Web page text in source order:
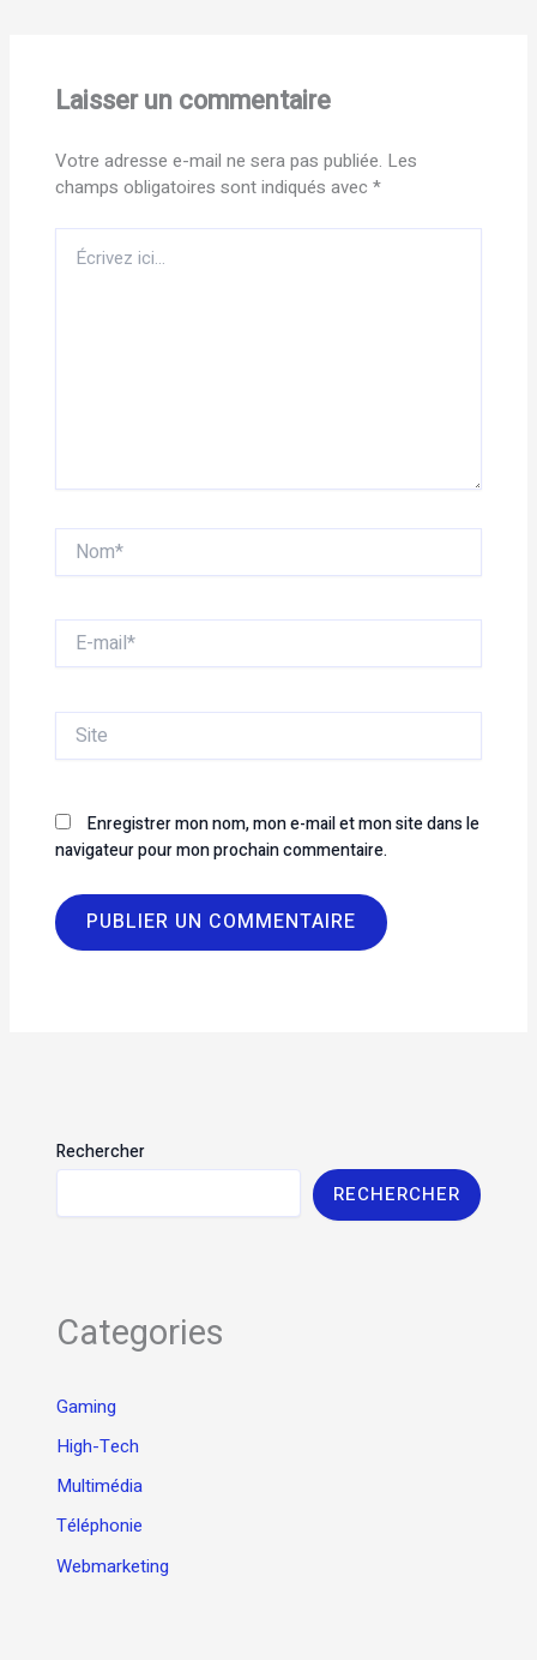
Laisser un commentaire
Votre adresse e-mail ne sera pas publiée. Les
champs obligatoires sont indiqués avec *
Écrivez
ici…
Nom*
mail*
Site
Enregistrer mon nom, mon e-mail et mon site dans le
navigateur pour mon prochain commentaire.
Rechercher
RECHERCHER
Categories
Gaming
High-Tech
Multimédia
Téléphonie
Webmarketing